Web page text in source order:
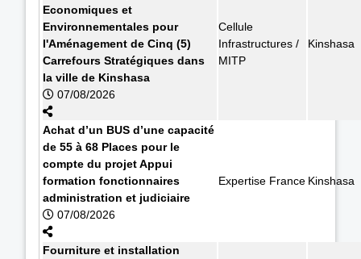
Economiques et
Environnementales pour
l'Aménagement de Cinq (5)
Carrefours Stratégiques dans
la ville de Kinshasa
07/08/2026
Cellule
Infrastructures /
MITP
Kinshasa
Achat d’un BUS d’une capacité
de 55 à 68 Places pour le
compte du projet Appui
formation fonctionnaires
administration et judiciaire
07/08/2026
Expertise France Kinshasa
Fourniture et installation